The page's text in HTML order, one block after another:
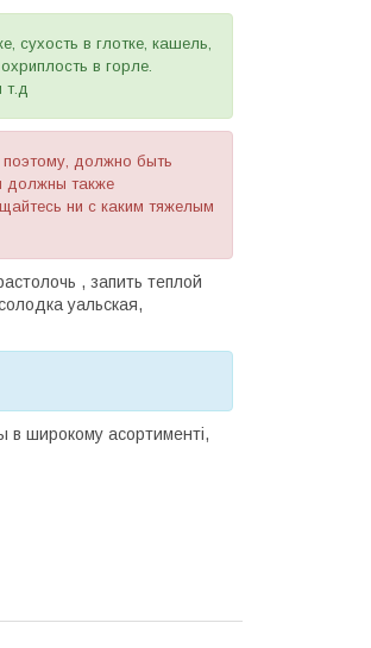
сухость в глотке, кашель,
в горле.
т.д
поэтому, должно быть
должны также
ни с каким тяжелым
, запить теплой
уальская,
в широкому асортименті,